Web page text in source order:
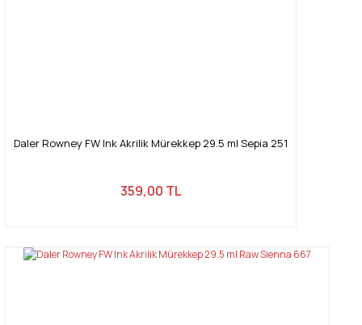
Daler Rowney FW Ink Akrilik Mürekkep 29.5 ml Sepia 251
359,00 TL